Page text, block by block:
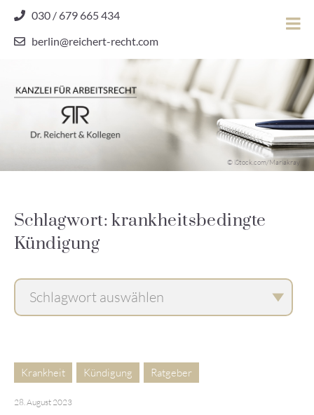
content
030 / 679 665 434
berlin@reichert-recht.com
Dr.
Reichert
Arbeitsrecht
© iStock.com/Mariakray
Schlagwort: krankheitsbedingte
Kündigung
Krankheit Kündigung Ratgeber
28. August 2023